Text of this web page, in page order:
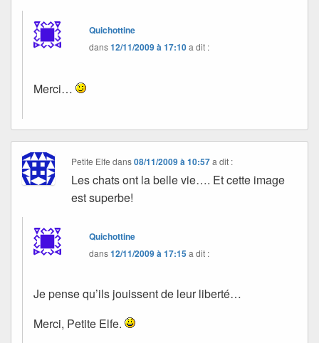
Quichottine
dans12/11/2009 à 17:10a dit :
Merci…
Petite Elfe dans08/11/2009 à 10:57 a dit :
Les chats ont la belle vie…. Et cette image
est superbe!
Quichottine
dans12/11/2009 à 17:15a dit :
Je pense qu’ils jouissent de leur liberté…
Merci, Petite Elfe.